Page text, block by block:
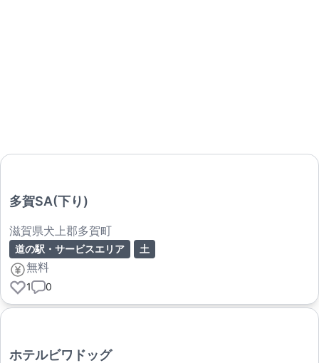
多賀SA(下り)
滋賀県犬上郡多賀町
道の駅・サービスエリア 土
無料
1 0
ホテルビワドッグ